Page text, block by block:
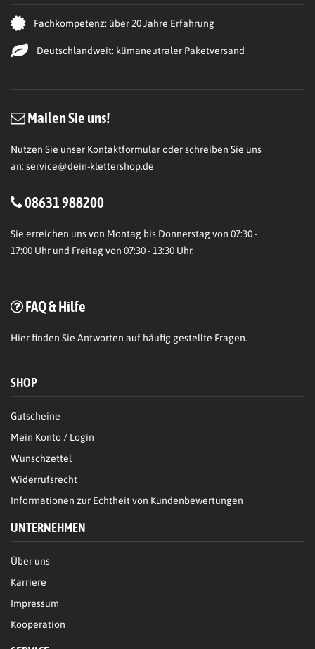
Fachkompetenz: über 20 Jahre Erfahrung
Deutschlandweit: klimaneutraler Paketversand
Mailen Sie uns!
Nutzen Sie unser Kontaktformular oder schreiben Sie uns
an: service@dein-klettershop.de
08631 988200
Sie erreichen uns von Montag bis Donnerstag von 07:30 -
17:00 Uhr und Freitag von 07:30 - 13:30 Uhr.
FAQ & Hilfe
Hierfinden Sie Antworten auf häufig gestellte Fragen.
SHOP
Gutscheine
Mein Konto / Login
Wunschzettel
Widerrufsrecht
Informationen zur Echtheit von Kundenbewertungen
UNTERNEHMEN
Über uns
Karriere
Impressum
Kooperation